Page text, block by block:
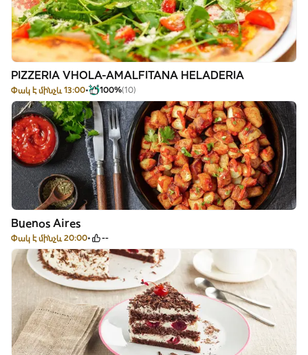
PIZZERIA VHOLA-AMALFITANA HELADERIA
Փակ է մինչև 13:00 100%(10)
Buenos Aires
Փակ է մինչև 20:00 --